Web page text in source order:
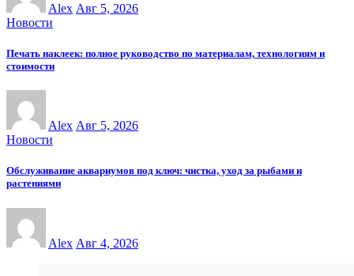
Alex Авг 5, 2026
Новости
Печать наклеек: полное руководство по материалам, технологиям и
стоимости
Alex Авг 5, 2026
Новости
Обслуживание аквариумов под ключ: чистка, уход за рыбами и
растениями
Alex Авг 4, 2026